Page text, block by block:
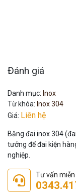
Đánh giá
Danh mục: Inox
Từ khóa: Inox 304
Giá: Liên hệ
Băng đai inox 304
tưởng để đai kiện
nghiệp.
Tư vấn miễn